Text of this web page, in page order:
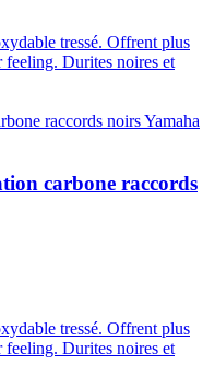
tressé. Offrent plus
feeling. Durites noires et
carbone raccords
tressé. Offrent plus
feeling. Durites noires et